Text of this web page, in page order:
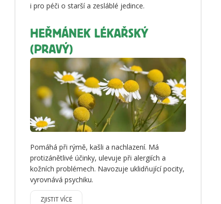
i pro péči o starší a zesláblé jedince.
HEŘMÁNEK LÉKAŘSKÝ
(PRAVÝ)
Pomáhá při rýmě, kašli a nachlazení. Má
protizánětlivé účinky, ulevuje při alergiích a
kožních problémech. Navozuje uklidňující pocity,
vyrovnává psychiku.
ZJISTIT VÍCE